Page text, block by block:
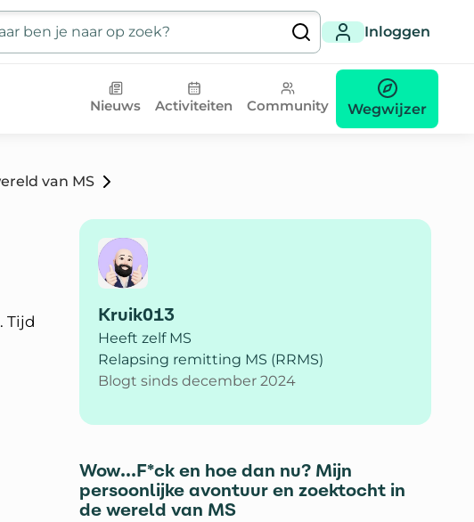
Inloggen
Nieuws Activiteiten Community Wegwijzer
van MS
Tijd
Kruik013
Heeft zelf MS
Relapsing remitting MS (RRMS)
Blogt sinds december 2024
Wow...F*ck en hoe dan nu? Mijn
persoonlijke avontuur en zoektocht in
de wereld van MS